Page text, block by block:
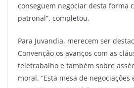
conseguem negociar desta forma
patronal”, completou.
Para Juvandia, merecem ser
Convenção os avanços com as
teletrabalho e também sobre
moral. “Esta mesa de